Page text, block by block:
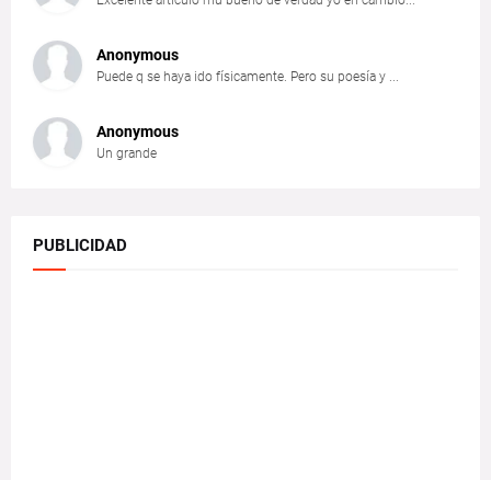
Anonymous
Puede q se haya ido físicamente. Pero su poesía y ...
Anonymous
Un grande
PUBLICIDAD